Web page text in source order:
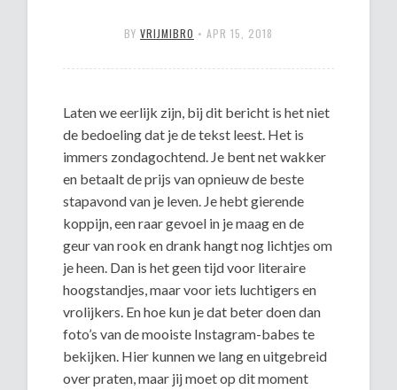
BY VRIJMIBRO • APR 15, 2018
Laten we eerlijk zijn, bij dit bericht is het niet
de bedoeling dat je de tekst leest. Het is
immers zondagochtend. Je bent net wakker
en betaalt de prijs van opnieuw de beste
stapavond van je leven. Je hebt gierende
koppijn, een raar gevoel in je maag en de
geur van rook en drank hangt nog lichtjes om
je heen. Dan is het geen tijd voor literaire
hoogstandjes, maar voor iets luchtigers en
vrolijkers. En hoe kun je dat beter doen dan
foto’s van de mooiste Instagram-babes te
bekijken. Hier kunnen we lang en uitgebreid
over praten, maar jij moet op dit moment